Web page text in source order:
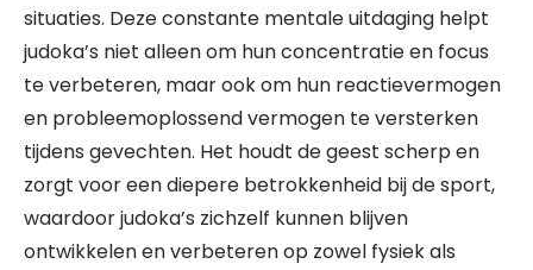
situaties. Deze constante mentale uitdaging helpt
judoka’s niet alleen om hun concentratie en focus
te verbeteren, maar ook om hun reactievermogen
en probleemoplossend vermogen te versterken
tijdens gevechten. Het houdt de geest scherp en
zorgt voor een diepere betrokkenheid bij de sport,
waardoor judoka’s zichzelf kunnen blijven
ontwikkelen en verbeteren op zowel fysiek als